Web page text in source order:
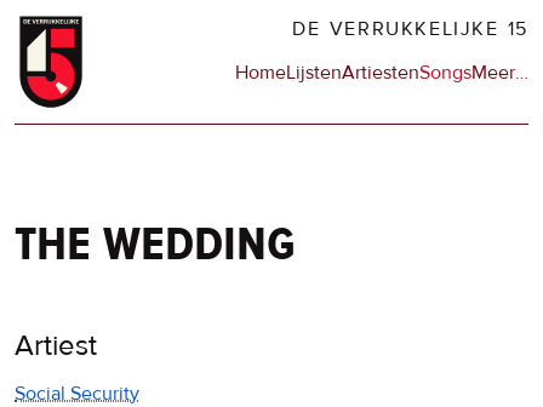
Overslaan
naar
DE VERRUKKELIJKE 15
Hoofdnavigatie
HomeLijstenArtiestenSongsMeerop
…
the wedding
Artiest
Social Security